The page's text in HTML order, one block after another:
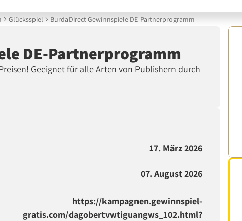
Glücksspiel BurdaDirect Gewinnspiele DE-Partnerprogramm
DE-Partnerprogramm
Geeignet für alle Arten von Publishern durch
17. März 2026
07. August 2026
https://kampagnen.gewinnspiel-
gratis.com/dagobertvwtiguangws_102.html?